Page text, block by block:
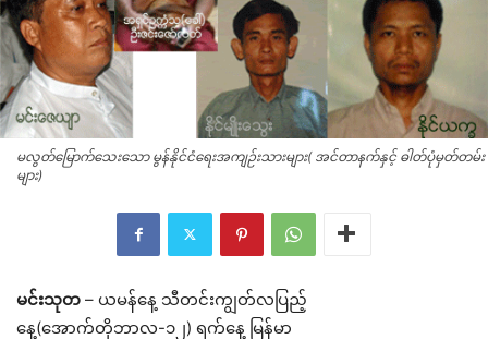
မလွတ်မြောက်သေးသော မွန်နိုင်ငံရေးအကျဉ်းသားများ( အင်တာနက်နှင့် ဓါတ်ပုံမှတ်တမ်း
များ)
မင်းသုတ – ယမန်နေ့ သီတင်းကျွတ်လပြည့်
နေ့(အောက်တိုဘာလ-၁၂) ရက်နေ့ မြန်မာ